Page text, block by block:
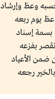
وعظ وإرشاد
يوم ربعه
بسمة إسناد
بفزعه
ضمن الأعياد
رجعه